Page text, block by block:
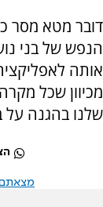
דובר מטא מסר
הנפש של בני
אותה
מכיוון שכל
שלנו בהגנה על
מצאתם